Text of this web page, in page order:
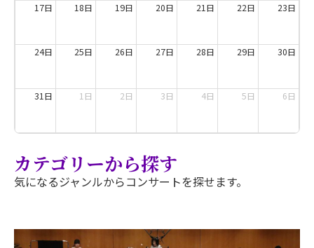
17日 18日 19日 20日 21日 22日 23日
24日 25日 26日 27日 28日 29日 30日
31日 1日 2日 3日 4日 5日 6日
カテゴリーから探す
気になるジャンルからコンサートを探せます。